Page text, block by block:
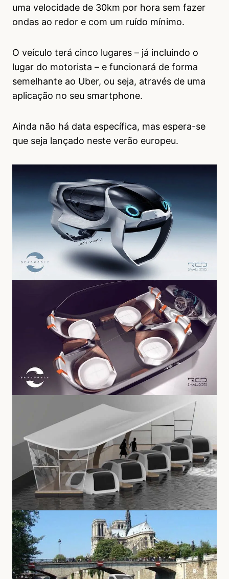
uma velocidade de 30km por hora sem fazer
ondas ao redor e com um ruído mínimo.
O veículo terá cinco lugares – já incluindo o
lugar do motorista – e funcionará de forma
semelhante ao Uber, ou seja, através de uma
aplicação no seu smartphone.
Ainda não há data específica, mas espera-se
que seja lançado neste verão europeu.